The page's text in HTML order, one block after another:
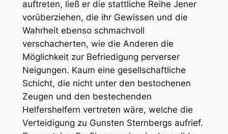
auftreten, ließ er die stattliche Reihe Jener
vorüberziehen, die ihr Gewissen und die
Wahrheit ebenso schmachvoll
verschacherten, wie die Anderen die
Möglichkeit zur Befriedigung perverser
Neigungen. Kaum eine gesellschaftliche
Schicht, die nicht unter den bestochenen
Zeugen und den bestechenden
Helfershelfern vertreten wäre, welche die
Verteidigung zu Gunsten Sternbergs aufrief.